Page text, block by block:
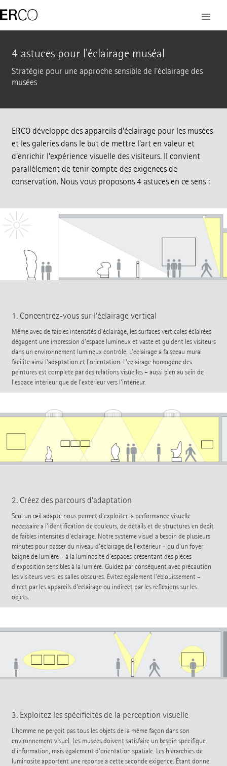
4 astuces pour l'éclairage muséal
Stratégie pour une approche sensible de l'éclairage des
musées
ERCO développe des appareils d'éclairage pour les musées
et les galeries dans le but de mettre l'art en valeur et
d'enrichir l'expérience visuelle des visiteurs. Il convient
parallèlement de tenir compte des exigences de
conservation. Nous vous proposons 4 astuces en ce sens :
1. Concentrez-vous sur l'éclairage vertical
Même avec de faibles intensités d'éclairage, les surfaces verticales éclairées
dégagent une impression d'espace lumineux et vaste et guident les visiteurs
dans un environnement lumineux contrôlé. L'éclairage à faisceau mural
facilite ainsi l'adaptation et l'orientation. L'éclairage homogène des
peintures est complété par des relations visuelles – aussi bien au sein de
l'espace intérieur que de l'extérieur vers l'intérieur.
2. Créez des parcours d'adaptation
Seul un œil adapté nous permet d'exploiter la performance visuelle
nécessaire à l'identification de couleurs, de détails et de structures en dépit
de faibles intensités d'éclairage. Notre système visuel a besoin de plusieurs
minutes pour passer du niveau d'éclairage de l'extérieur – ou d'un foyer
baigné de lumière – à la luminosité d'espaces présentant des pièces
d'exposition sensibles à la lumière. Guidez par conséquent avec précaution
les visiteurs vers les salles obscures. Évitez également l'éblouissement –
direct par les appareils d'éclairage ou indirect par les réflexions sur les
objets.
3. Exploitez les spécificités de la perception visuelle
L'homme ne perçoit pas tous les objets de la même façon dans son
environnement visuel. Les musées doivent satisfaire un besoin spécifique
d'information, mais également d'orientation spatiale. Les hiérarchies de
luminosité apportent une réponse à cette seconde exigence. Étant donné